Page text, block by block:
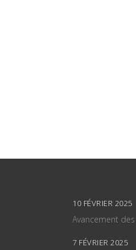
10 FÉVRIER 2025
Avancement
7 FÉVRIER 2025